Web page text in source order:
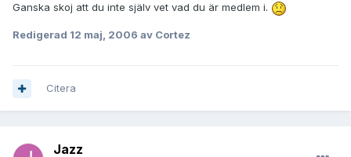
Ganska skoj att du inte själv vet vad du är medlem i.
Redigerad 12 maj, 2006 av Cortez
Citera
Jazz